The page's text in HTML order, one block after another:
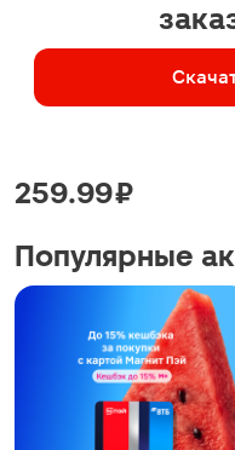
259.99 ₽
Популярные